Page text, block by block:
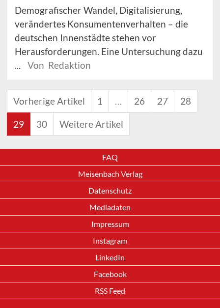
Demografischer Wandel, Digitalisierung,
verändertes Konsumentenverhalten – die
deutschen Innenstädte stehen vor
Herausforderungen. Eine Untersuchung dazu
...
Von Redaktion
Vorherige Artikel 1 … 26 27 28
29 30 Weitere Artikel
FAQ
Meisenbach Verlag
Datenschutz
Mediadaten
Impressum
Instagram
LinkedIn
Facebook
RSS Feed